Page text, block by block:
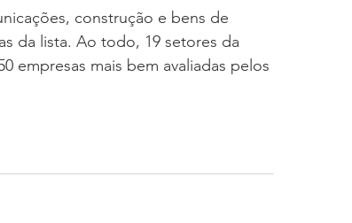
construção e bens de
da lista. Ao todo, 19 setores da
empresas mais bem avaliadas pelos